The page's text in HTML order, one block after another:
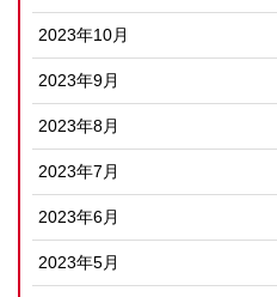
2023年10月
2023年9月
2023年8月
2023年7月
2023年6月
2023年5月